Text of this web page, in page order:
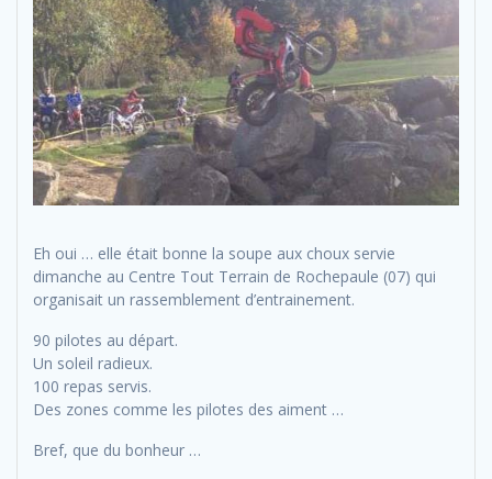
Eh oui … elle était bonne la soupe aux choux servie
dimanche au Centre Tout Terrain de Rochepaule (07) qui
organisait un rassemblement d’entrainement.
90 pilotes au départ.
Un soleil radieux.
100 repas servis.
Des zones comme les pilotes des aiment …
Bref, que du bonheur …